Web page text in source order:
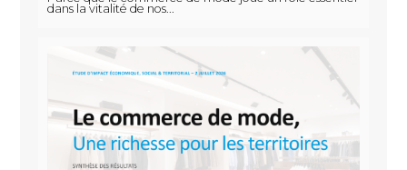
dans la vitalité de nos...